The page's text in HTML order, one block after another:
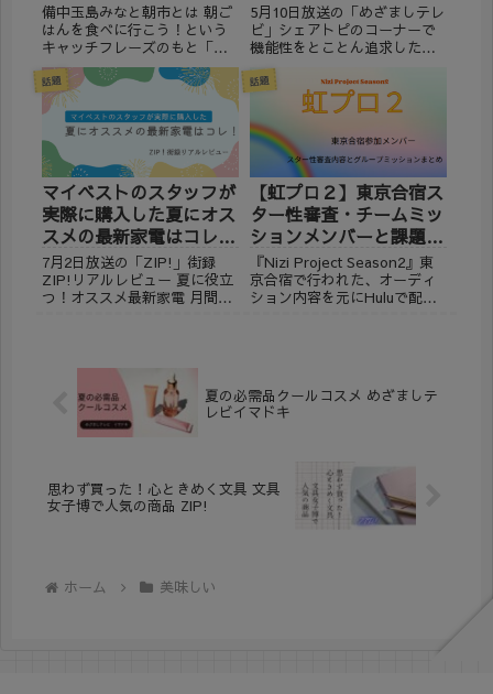
備中玉島みなと朝市とは 朝ご
はんを食べに行こう！という
キャッチフレーズのもと「備
中玉島みなと朝市」毎月第2日
曜日に開催される朝市です。
地元の食材や工芸品などが販
売され、家族や友人と一緒に
楽しめる朝市です。 7月も梅
雨真っ盛りで天候が気にな
り...
5月10日放送の「めざましテレ
ビ」シェアトピのコーナーで
機能性をとことん追求した
「活躍！新機能性ボトル」春
のお出かけシーズンに大活
躍！お悩み解決新ボトルを紹
介。 番組で紹介された新ボト
ルが通販で購入可能か調べて
みました。 (adsbygoo...
話題
マイベストのスタッフが
実際に購入した夏にオス
スメの最新家電はコレ！
ZIP！
7月2日放送の「ZIP!」街録
ZIP!リアルレビュー 夏に役立
つ！オススメ最新家電 月間３
０００以上の商品を検証しそ
れに基づいてランキング形式
で紹介！ 検証して...
話題
【虹プロ２】東京合宿ス
ター性審査・チームミッ
ションメンバーと課題曲
と結果は？
『Nizi Project Season2』東
京合宿で行われた、オーディ
ション内容を元にHuluで配信
についての詳細は… 【虹プロ
２】...
夏の必需品クールコスメ めざましテ
レビイマドキ
思わず買った！心ときめく文具 文具
女子博で人気の商品 ZIP!
ホーム 美味しい